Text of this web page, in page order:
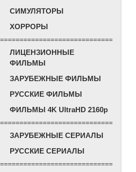
СИМУЛЯТОРЫ
ХОРРОРЫ
=============================
ЛИЦЕНЗИОННЫЕ
ФИЛЬМЫ
ЗАРУБЕЖНЫЕ ФИЛЬМЫ
РУССКИЕ ФИЛЬМЫ
ФИЛЬМЫ 4K UltraHD 2160p
=============================
ЗАРУБЕЖНЫЕ СЕРИАЛЫ
РУССКИЕ СЕРИАЛЫ
=============================